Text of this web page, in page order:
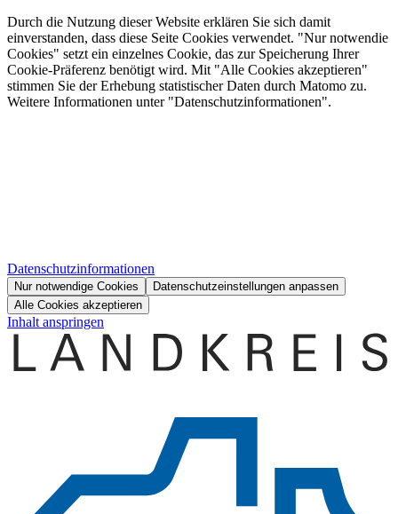
Durch die Nutzung dieser Website erklären Sie sich damit
einverstanden, dass diese Seite Cookies verwendet. "Nur notwendie
Cookies" setzt ein einzelnes Cookie, das zur Speicherung Ihrer
Cookie-Präferenz benötigt wird. Mit "Alle Cookies akzeptieren"
stimmen Sie der Erhebung statistischer Daten durch Matomo zu.
Weitere Informationen unter "Datenschutzinformationen".
Datenschutzinformationen
Nur notwendige Cookies
Datenschutzeinstellungen anpassen
Alle Cookies akzeptieren
Inhalt anspringen